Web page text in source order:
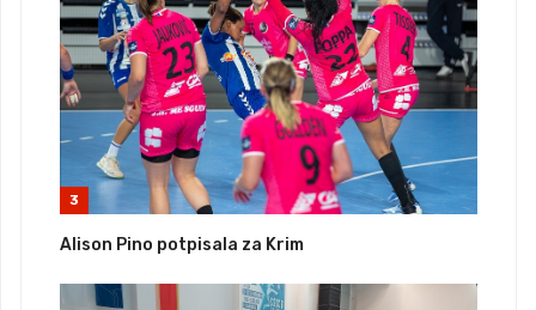
3
Alison Pino potpisala za Krim